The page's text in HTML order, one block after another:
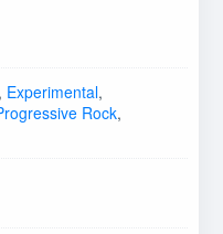
Experimental,
Rock,